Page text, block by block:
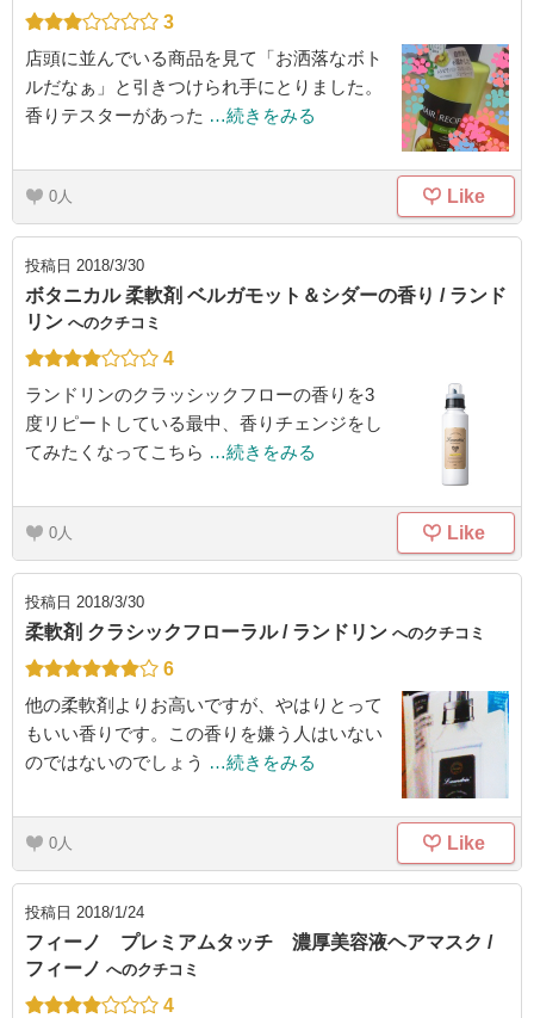
3
店頭に並んでいる商品を見て「お洒落なボト
ルだなぁ」と引きつけられ手にとりました。
香りテスターがあった …続きをみる
0 Like
投稿日 2018/3/30
ボタニカル 柔軟剤 ベルガモット＆シダーの香り / ランド
リン へのクチコミ
4
ランドリンのクラッシックフローの香りを3
度リピートしている最中、香りチェンジをし
てみたくなってこちら …続きをみる
0 Like
投稿日 2018/3/30
柔軟剤 クラシックフローラル / ランドリン へのクチコミ
6
他の柔軟剤よりお高いですが、やはりとって
もいい香りです。この香りを嫌う人はいない
のではないのでしょう …続きをみる
0 Like
投稿日 2018/1/24
フィーノ プレミアムタッチ 濃厚美容液ヘアマスク /
フィーノ へのクチコミ
4